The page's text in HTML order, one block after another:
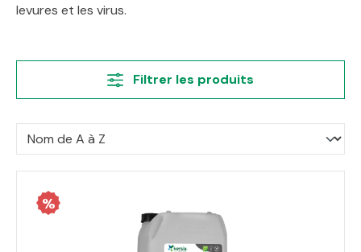
levures et les virus.
Filtrer les produits
%